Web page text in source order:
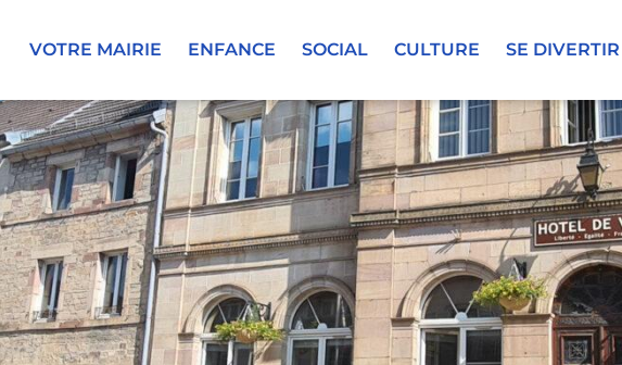
VOTRE MAIRIE ENFANCE SOCIAL CULTURE SE DIVERTIR